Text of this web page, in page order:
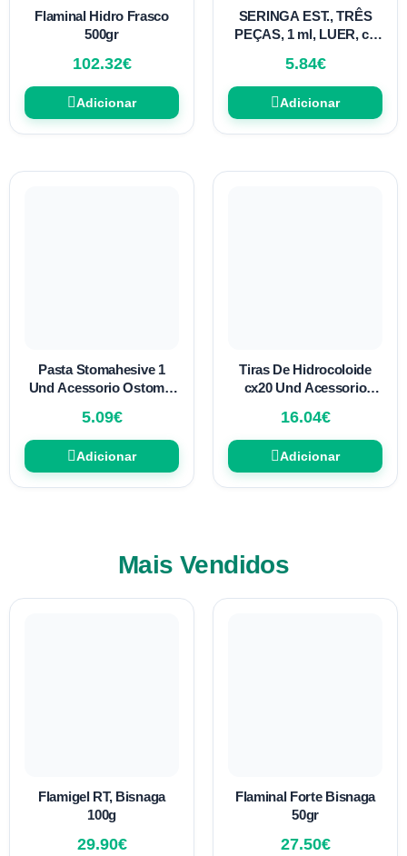
Flaminal Hidro Frasco
500gr
102.32€
Adicionar
SERINGA EST., TRÊS
PEÇAS, 1 ml, LUER, cx
5.84€
Adicionar
Pasta Stomahesive 1
Und Acessorio Ostomia
5.09€
Adicionar
Tiras De Hidrocoloide
cx20 Und Acessorio
16.04€
Adicionar
Mais Vendidos
Flamigel RT, Bisnaga
100g
29.90€
Flaminal Forte Bisnaga
50gr
27.50€